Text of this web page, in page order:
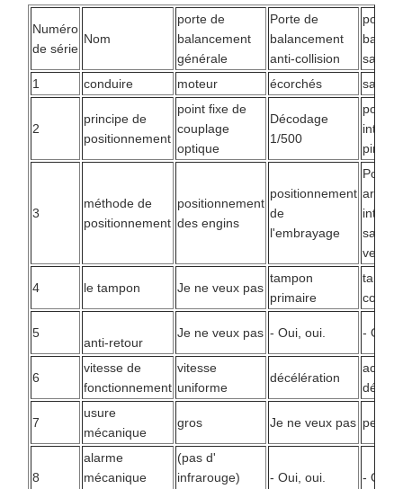
Numéro
de série
Nom
porte de
balancement
générale
Porte de
balancement
anti-collision
porte
sans
1
conduire moteur écorchés sans
2
principe de
positionnement
point fixe de
couplage
optique
Décodage
1/500
3
méthode de
positionnement
positionnement
des engins
positionnement
de
l'embrayage
arrière
sans
4 le tampon Je ne veux pas
tampon
primaire
continu
5
anti-retour
Je ne veux pas - Oui, oui. - Oui,
6
vitesse de
fonctionnement
vitesse
uniforme
décélération
7
usure
mécanique
gros Je ne veux pas petit
8
alarme
mécanique
(pas d'
infrarouge)
- Oui, oui. - Oui,